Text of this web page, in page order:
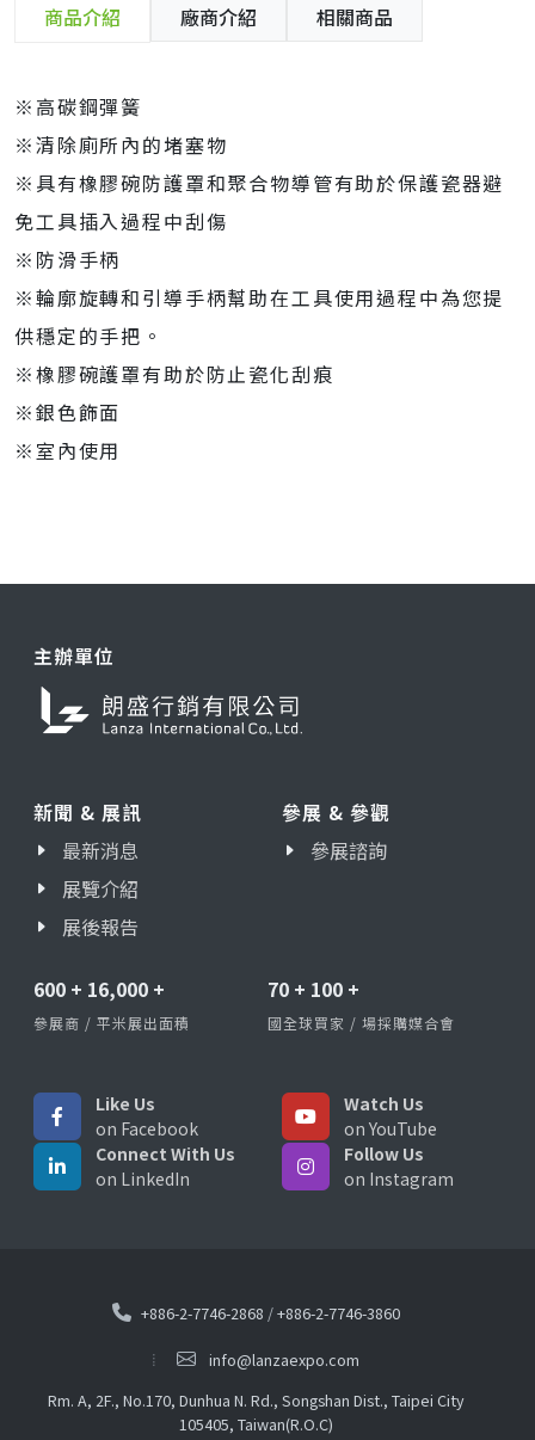
商品介紹 廠商介紹 相關商品
※高碳鋼彈簧
※清除廁所內的堵塞物
※具有橡膠碗防護罩和聚合物導管有助於保護瓷器避
免工具插入過程中刮傷
※防滑手柄
※輪廓旋轉和引導手柄幫助在工具使用過程中為您提
供穩定的手把。
※橡膠碗護罩有助於防止瓷化刮痕
※銀色飾面
※室內使用
主辦單位
新聞 & 展訊
最新消息
展覽介紹
展後報告
參展 & 參觀
參展諮詢
600 + 16,000 +
參展商 / 平米展出面積
70 + 100 +
國全球買家 / 場採購媒合會
Like Us
on Facebook
Watch Us
on YouTube
Connect With Us
on LinkedIn
Follow Us
on Instagram
+886-2-7746-2868 /+886-2-7746-3860
info@lanzaexpo.com
Rm. A, 2F., No.170, Dunhua N. Rd., Songshan Dist., Taipei City
105405, Taiwan(R.O.C)